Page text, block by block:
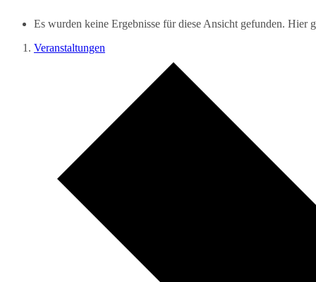
Es wurden keine Ergebnisse für diese Ansicht gefunden. Hier
Veranstaltungen